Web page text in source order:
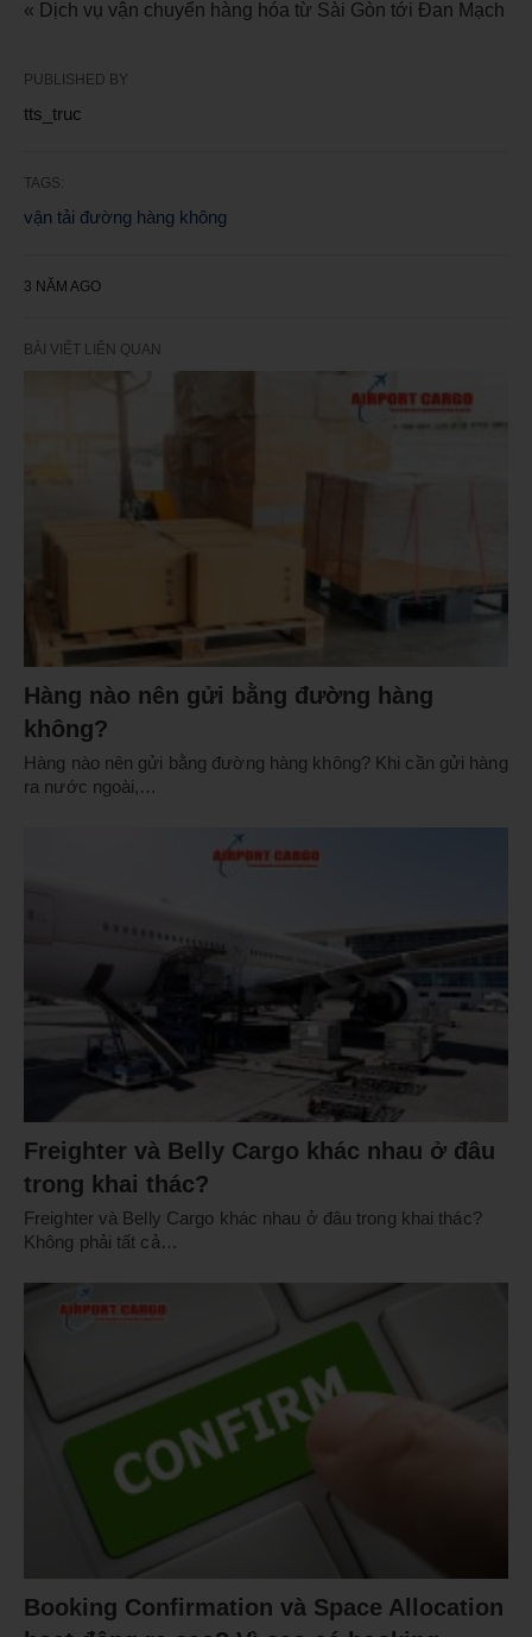
« Dịch vụ vận chuyển hàng hóa từ Sài Gòn tới Đan Mạch
PUBLISHED BY
tts_truc
TAGS:
vận tải đường hàng không
3 NĂM AGO
BÀI VIẾT LIÊN QUAN
Hàng nào nên gửi bằng đường hàng
không?
Hàng nào nên gửi bằng đường hàng không? Khi cần gửi hàng
ra nước ngoài,…
Freighter và Belly Cargo khác nhau ở đâu
trong khai thác?
Freighter và Belly Cargo khác nhau ở đâu trong khai thác?
Không phải tất cả…
Booking Confirmation và Space Allocation